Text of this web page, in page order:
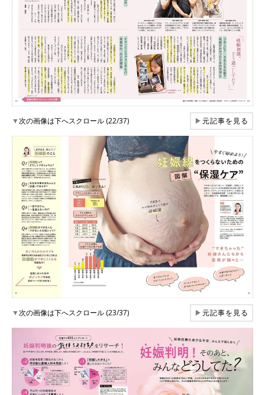
▼次の画像は下へスクロール (22/37) ▶元記事を見る
▼次の画像は下へスクロール (23/37) ▶元記事を見る